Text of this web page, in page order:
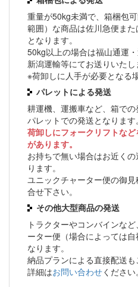
重量が50kg未満で、箱梱包
範囲）な商品は佐川急便ま
となります。
50kg以上の場合は福山通運
新潟運輸等にてお送りいたし
※荷卸しに人手が必要となる
パレットによる発送
耕運機、運搬車など、箱で
パレットでの発送となります。
荷卸しにフォークリフトな
があります。
お持ちで無い場合はお近く
ります。
ユニックチャーター便の御
合せ下さい。
その他大型商品の発送
トラクターやコンバインな
ーター便（場合によっては
なります。
納品プランによる直接配送も
詳細はお問い合わせください。